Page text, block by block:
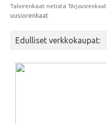
Talvirenkaat netistä TArjousrenkaat
uusiorenkaat
Edulliset verkkokaupat: